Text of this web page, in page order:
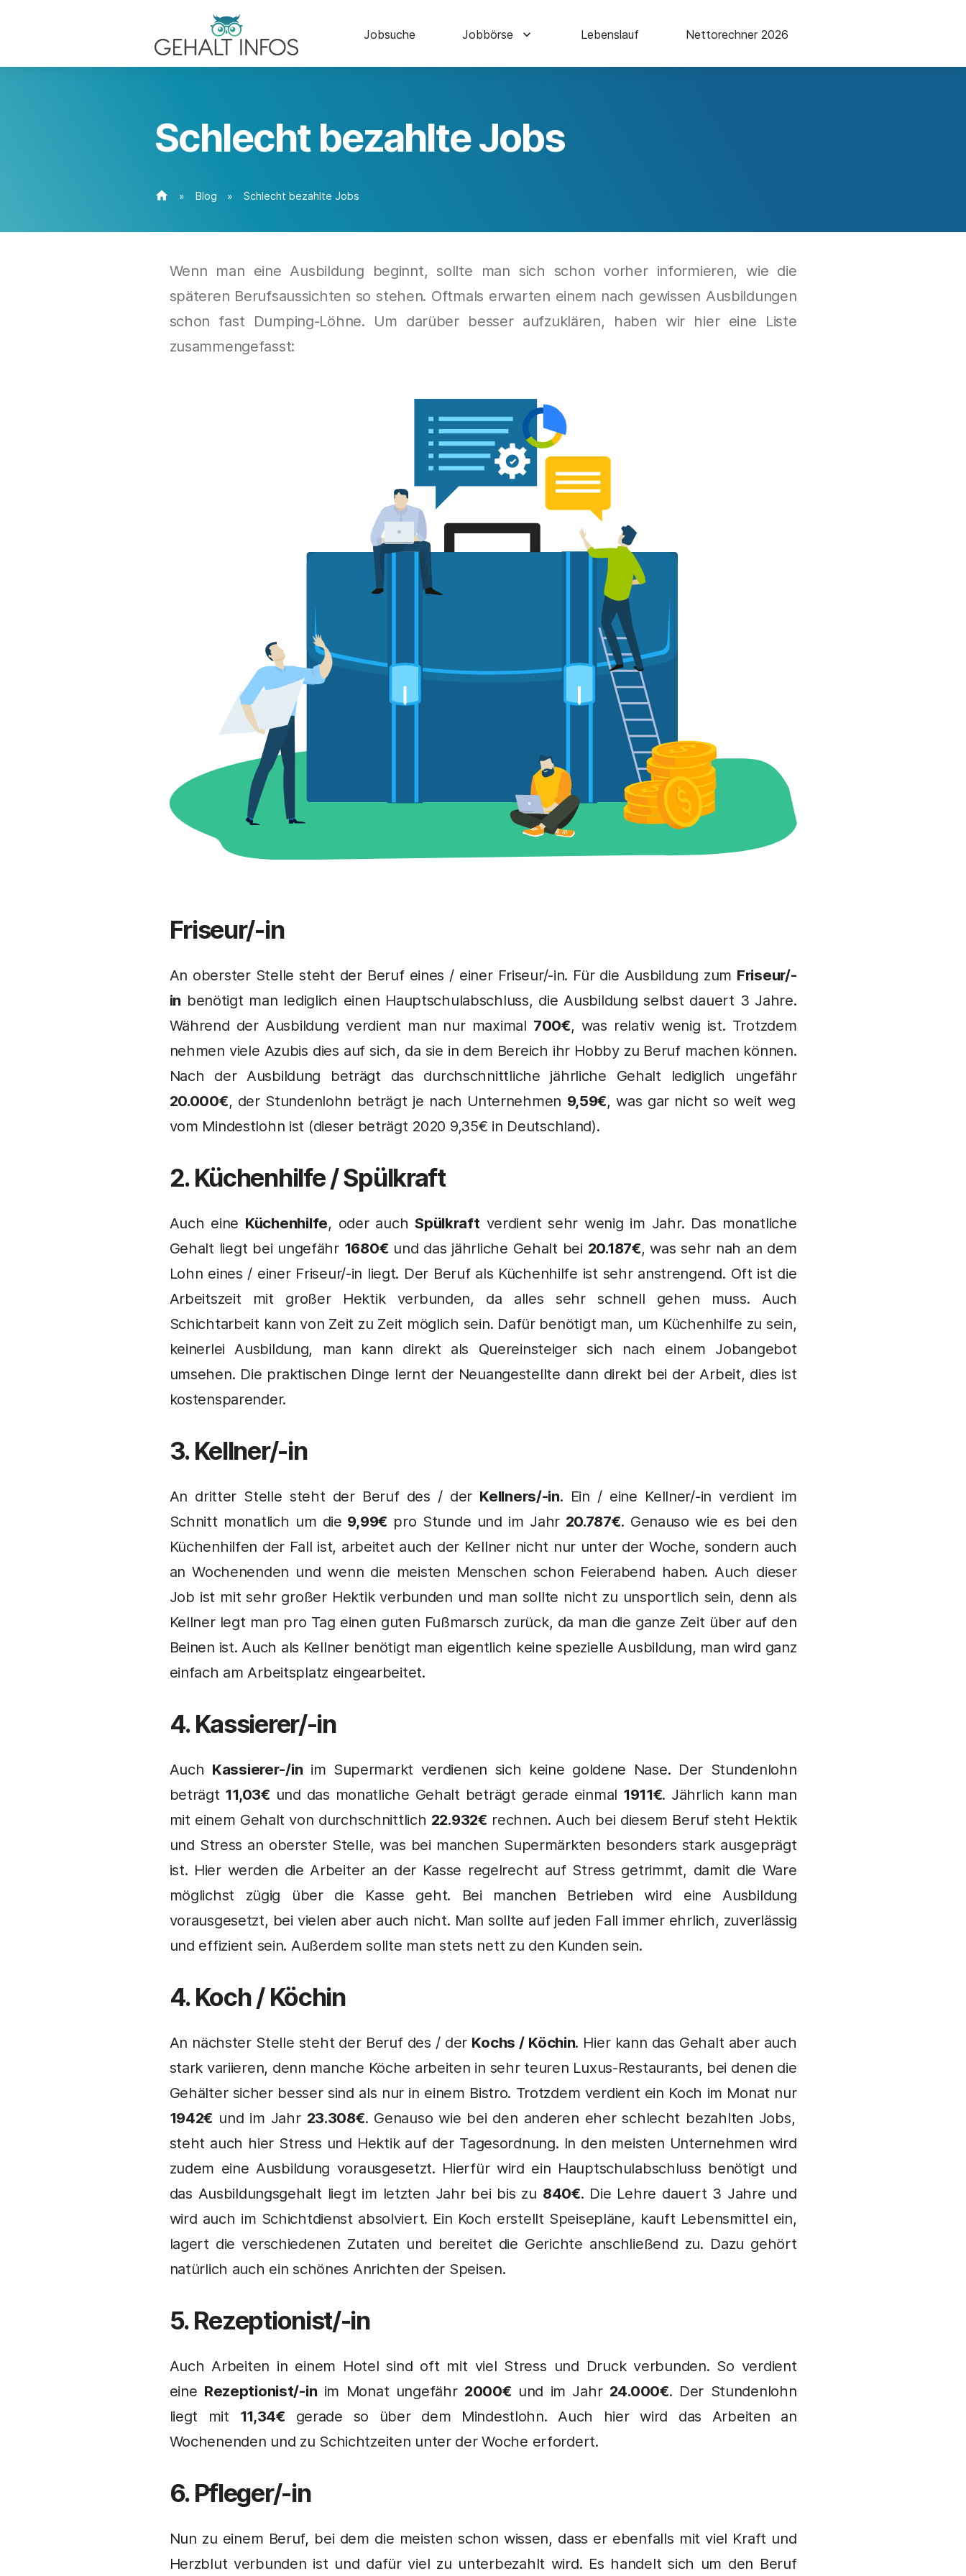
Jobsuche Jobbörse Lebenslauf Nettorechner 2026
Schlecht bezahlte Jobs
home » Blog » Schlecht bezahlte Jobs
Wenn man eine Ausbildung beginnt, sollte man sich schon vorher informieren, wie die
späteren Berufsaussichten so stehen. Oftmals erwarten einem nach gewissen Ausbildungen
schon fast Dumping-Löhne. Um darüber besser aufzuklären, haben wir hier eine Liste
zusammengefasst:
Friseur/-in
An oberster Stelle steht der Beruf eines / einer Friseur/-in. Für die Ausbildung zum Friseur/-
inbenötigt man lediglich einen Hauptschulabschluss, die Ausbildung selbst dauert 3 Jahre.
Während der Ausbildung verdient man nur maximal 700€, was relativ wenig ist. Trotzdem
nehmen viele Azubis dies auf sich, da sie in dem Bereich ihr Hobby zu Beruf machen können.
Nach der Ausbildung beträgt das durchschnittliche jährliche Gehalt lediglich ungefähr
20.000€, der Stundenlohn beträgt je nach Unternehmen 9,59€, was gar nicht so weit weg
vom Mindestlohn ist (dieser beträgt 2020 9,35€ in Deutschland).
2. Küchenhilfe / Spülkraft
Auch eine Küchenhilfe, oder auchSpülkraft verdient sehr wenig im Jahr. Das monatliche
Gehalt liegt bei ungefähr 1680€und das jährliche Gehalt bei 20.187€, was sehr nah an dem
Lohn eines / einer Friseur/-in liegt. Der Beruf als Küchenhilfe ist sehr anstrengend. Oft ist die
Arbeitszeit mit großer Hektik verbunden, da alles sehr schnell gehen muss. Auch
Schichtarbeit kann von Zeit zu Zeit möglich sein. Dafür benötigt man, um Küchenhilfe zu sein,
keinerlei Ausbildung, man kann direkt als Quereinsteiger sich nach einem Jobangebot
umsehen. Die praktischen Dinge lernt der Neuangestellte dann direkt bei der Arbeit, dies ist
kostensparender.
3. Kellner/-in
An dritter Stelle steht der Beruf des / der Kellners/-in. Ein / eine Kellner/-in verdient im
Schnitt monatlich um die 9,99€pro Stunde und im Jahr 20.787€. Genauso wie es bei den
Küchenhilfen der Fall ist, arbeitet auch der Kellner nicht nur unter der Woche, sondern auch
an Wochenenden und wenn die meisten Menschen schon Feierabend haben. Auch dieser
Job ist mit sehr großer Hektik verbunden und man sollte nicht zu unsportlich sein, denn als
Kellner legt man pro Tag einen guten Fußmarsch zurück, da man die ganze Zeit über auf den
Beinen ist. Auch als Kellner benötigt man eigentlich keine spezielle Ausbildung, man wird ganz
einfach am Arbeitsplatz eingearbeitet.
4. Kassierer/-in
Auch Kassierer-/inim Supermarkt verdienen sich keine goldene Nase. Der Stundenlohn
beträgt 11,03€und das monatliche Gehalt beträgt gerade einmal 1911€. Jährlich kann man
mit einem Gehalt von durchschnittlich 22.932€rechnen. Auch bei diesem Beruf steht Hektik
und Stress an oberster Stelle, was bei manchen Supermärkten besonders stark ausgeprägt
ist. Hier werden die Arbeiter an der Kasse regelrecht auf Stress getrimmt, damit die Ware
möglichst zügig über die Kasse geht. Bei manchen Betrieben wird eine Ausbildung
vorausgesetzt, bei vielen aber auch nicht. Man sollte auf jeden Fall immer ehrlich, zuverlässig
und effizient sein. Außerdem sollte man stets nett zu den Kunden sein.
4. Koch / Köchin
An nächster Stelle steht der Beruf des / der Kochs / Köchin. Hier kann das Gehalt aber auch
stark variieren, denn manche Köche arbeiten in sehr teuren Luxus-Restaurants, bei denen die
Gehälter sicher besser sind als nur in einem Bistro. Trotzdem verdient ein Koch im Monat nur
1942€ und im Jahr 23.308€. Genauso wie bei den anderen eher schlecht bezahlten Jobs,
steht auch hier Stress und Hektik auf der Tagesordnung. In den meisten Unternehmen wird
zudem eine Ausbildung vorausgesetzt. Hierfür wird ein Hauptschulabschluss benötigt und
das Ausbildungsgehalt liegt im letzten Jahr bei bis zu 840€. Die Lehre dauert 3 Jahre und
wird auch im Schichtdienst absolviert. Ein Koch erstellt Speisepläne, kauft Lebensmittel ein,
lagert die verschiedenen Zutaten und bereitet die Gerichte anschließend zu. Dazu gehört
natürlich auch ein schönes Anrichten der Speisen.
5.Rezeptionist/-in
Auch Arbeiten in einem Hotel sind oft mit viel Stress und Druck verbunden. So verdient
eine Rezeptionist/-inim Monat ungefähr 2000€und im Jahr 24.000€. Der Stundenlohn
liegt mit 11,34€gerade so über dem Mindestlohn. Auch hier wird das Arbeiten an
Wochenenden und zu Schichtzeiten unter der Woche erfordert.
6. Pfleger/-in
Nun zu einem Beruf, bei dem die meisten schon wissen, dass er ebenfalls mit viel Kraft und
Herzblut verbunden ist und dafür viel zu unterbezahlt wird. Es handelt sich um den Beruf